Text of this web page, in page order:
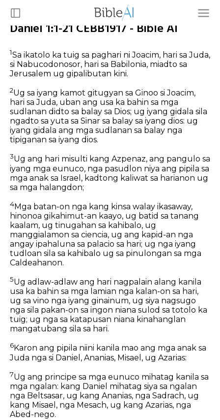
Daniel 1:1-21 CEBB1917 - Bible AI
1Sa ikatolo ka tuig sa paghari ni Joacim, hari sa Juda,
si Nabucodonosor, hari sa Babilonia, miadto sa
Jerusalem ug gipalibutan kini.
2Ug sa iyang kamot gitugyan sa Ginoo si Joacim,
hari sa Juda, uban ang usa ka bahin sa mga
sudlanan didto sa balay sa Dios; ug iyang gidala sila
ngadto sa yuta sa Sinar sa balay sa iyang dios: ug
iyang gidala ang mga sudlanan sa balay nga
tipiganan sa iyang dios.
3Ug ang hari misulti kang Azpenaz, ang pangulo sa
iyang mga eunuco, nga pasudlon niya ang pipila sa
mga anak sa Israel, kadtong kaliwat sa harianon ug
sa mga halangdon;
4Mga batan-on nga kang kinsa walay ikasaway,
hinonoa gikahimut-an kaayo, ug batid sa tanang
kaalam, ug tinugahan sa kahibalo, ug
manggialamon sa ciencia, ug ang kapid-an nga
angay ipahaluna sa palacio sa hari; ug nga iyang
tudloan sila sa kahibalo ug sa pinulongan sa mga
Caldeahanon.
5Ug adlaw-adlaw ang hari nagpalain alang kanila
usa ka bahin sa mga lamian nga kalan-on sa hari,
ug sa vino nga iyang ginainum, ug siya nagsugo
nga sila pakan-on sa ingon niana sulod sa totolo ka
tuig; ug nga sa katapusan niana kinahanglan
mangatubang sila sa hari.
6Karon ang pipila niini kanila mao ang mga anak sa
Juda nga si Daniel, Ananias, Misael, ug Azarias:
7Ug ang principe sa mga eunuco mihatag kanila sa
mga ngalan: kang Daniel mihatag siya sa ngalan
nga Beltsasar, ug kang Ananias, nga Sadrach, ug
kang Misael, nga Mesach, ug kang Azarias, nga
Abed-nego.